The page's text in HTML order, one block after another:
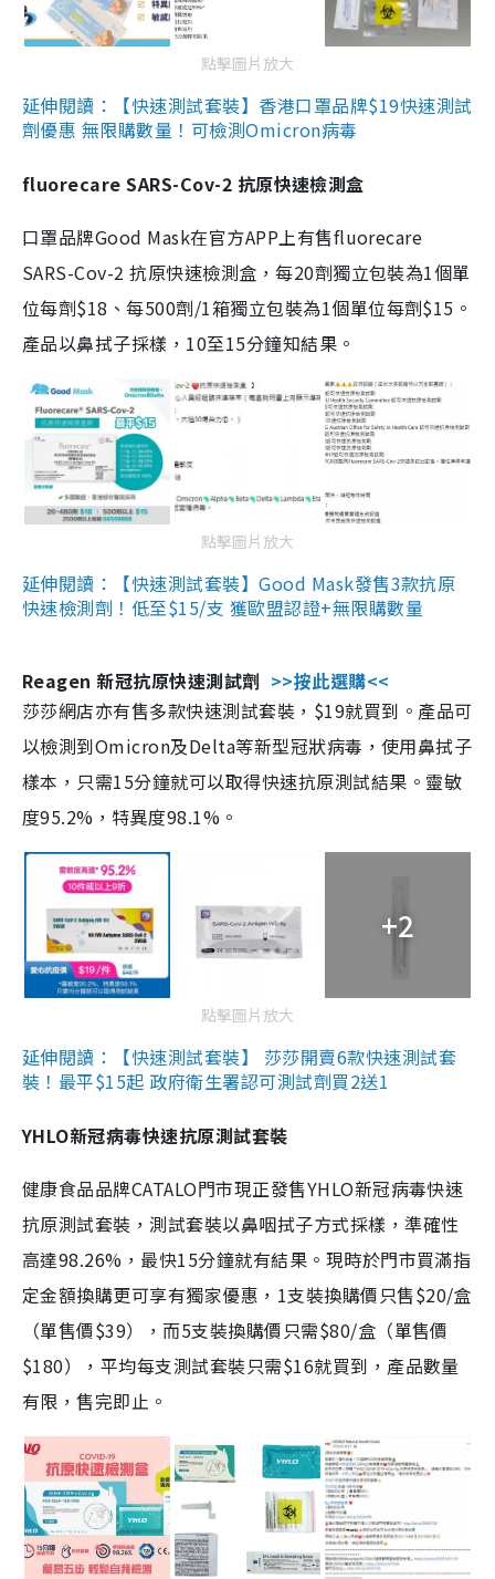
點擊圖片放大
延伸閱讀：【快速測試套裝】香港口罩品牌$19快速測試
劑優惠 無限購數量！可檢測Omicron病毒
fluorecare SARS-Cov-2 抗原快速檢測盒
口罩品牌Good Mask在官方APP上有售fluorecare
SARS-Cov-2 抗原快速檢測盒，每20劑獨立包裝為1個單
位每劑$18、每500劑/1箱獨立包裝為1個單位每劑$15。
產品以鼻拭子採樣，10至15分鐘知結果。
點擊圖片放大
延伸閱讀：【快速測試套裝】Good Mask發售3款抗原
快速檢測劑！低至$15/支 獲歐盟認證+無限購數量
Reagen 新冠抗原快速測試劑 >>按此選購<<
莎莎網店亦有售多款快速測試套裝，$19就買到。產品可
以檢測到Omicron及Delta等新型冠狀病毒，使用鼻拭子
樣本，只需15分鐘就可以取得快速抗原測試結果。靈敏
度95.2%，特異度98.1%。
+2
點擊圖片放大
延伸閱讀：【快速測試套裝】 莎莎開賣6款快速測試套
裝！最平$15起 政府衛生署認可測試劑買2送1
YHLO新冠病毒快速抗原測試套裝
健康食品品牌CATALO門市現正發售YHLO新冠病毒快速
抗原測試套裝，測試套裝以鼻咽拭子方式採樣，準確性
高達98.26%，最快15分鐘就有結果。現時於門市買滿指
定金額換購更可享有獨家優惠，1支裝換購價只售$20/盒
（單售價$39），而5支裝換購價只需$80/盒（單售價
$180），平均每支測試套裝只需$16就買到，產品數量
有限，售完即止。